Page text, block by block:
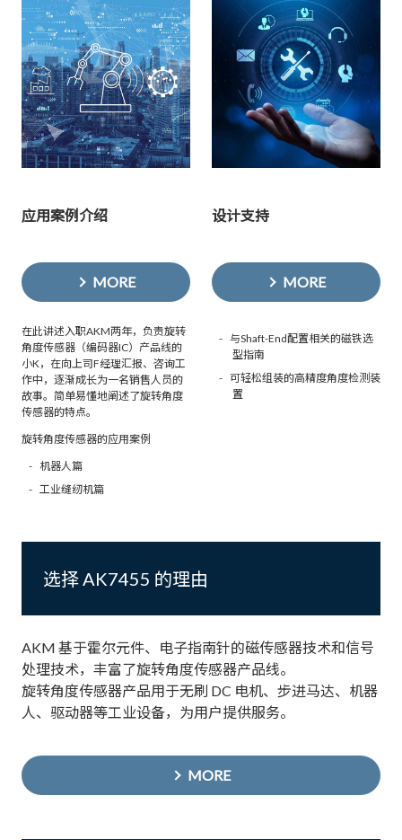
应用案例介绍
MORE
在此讲述入职AKM两年，负责旋转
角度传感器（编码器IC）产品线的
小K，在向上司F经理汇报、咨询工
作中，逐渐成长为一名销售人员的
故事。简单易懂地阐述了旋转角度
传感器的特点。
旋转角度传感器的应用案例
机器人篇
工业缝纫机篇
设计支持
MORE
与Shaft-End配置相关的磁铁选
型指南
可轻松组装的高精度角度检测装
置
选择 AK7455 的理由
AKM 基于霍尔元件、电子指南针的磁传感器技术和信号
处理技术，丰富了旋转角度传感器产品线。
旋转角度传感器产品用于无刷 DC 电机、步进马达、机器
人、驱动器等工业设备，为用户提供服务。
MORE